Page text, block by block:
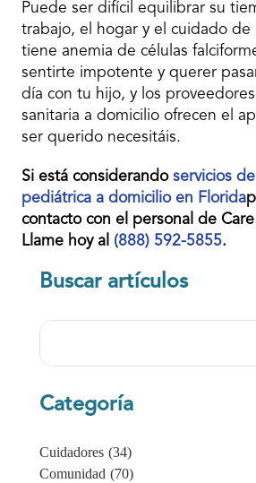
Puede ser difícil equilibrar su
trabajo, el hogar y el cuidado de
tiene anemia de células
sentirte impotente y querer
día con tu hijo, y los
sanitaria a domicilio ofrecen el
ser querido necesitáis.
Si está considerando servicios
pediátrica a domicilio en Florida
contacto con el personal de
Llame hoy al (888) 592-5855.
Buscar artículos
Buscar
Categoría
Cuidadores (34)
Comunidad (70)